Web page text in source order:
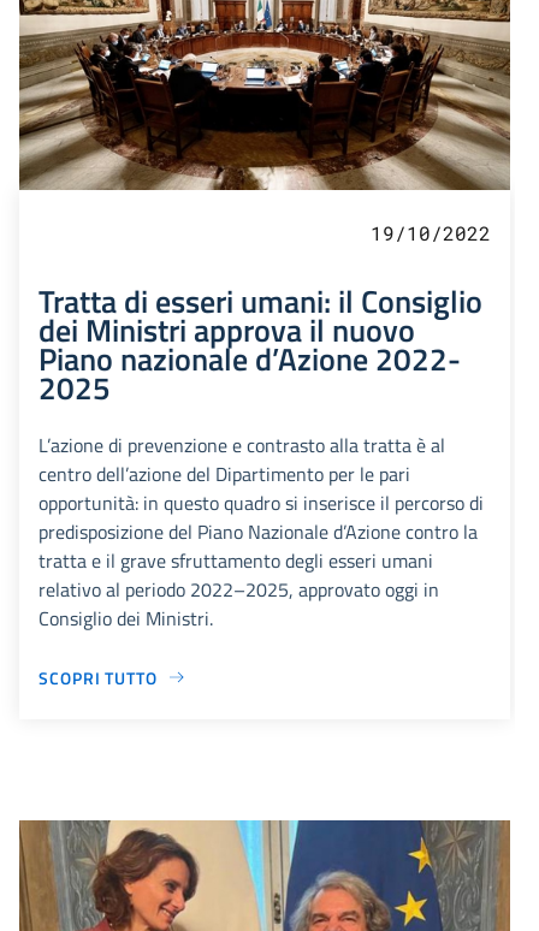
19/10/2022
Tratta di esseri umani: il Consiglio
dei Ministri approva il nuovo
Piano nazionale d’Azione 2022-
2025
L’azione di prevenzione e contrasto alla tratta è al
centro dell’azione del Dipartimento per le pari
opportunità: in questo quadro si inserisce il percorso di
predisposizione del Piano Nazionale d’Azione contro la
tratta e il grave sfruttamento degli esseri umani
relativo al periodo 2022–2025, approvato oggi in
Consiglio dei Ministri.
SCOPRI TUTTO